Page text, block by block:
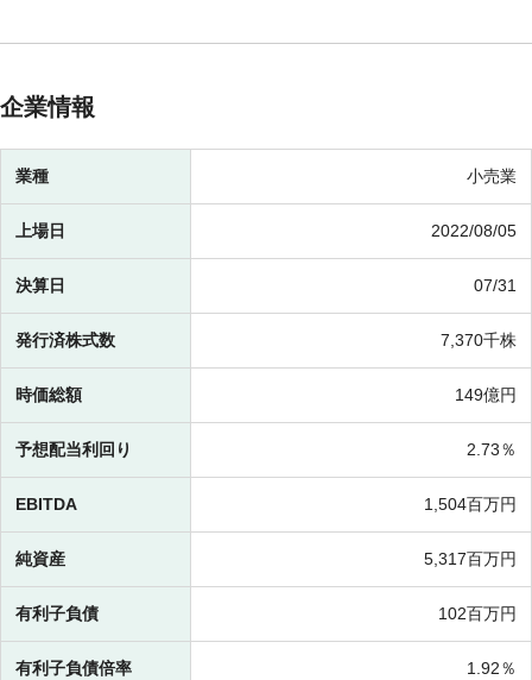
企業情報
業種 小売業
上場日 2022/08/05
決算日 07/31
発行済株式数 7,370千株
時価総額 149億円
予想配当利回り 2.73％
EBITDA 1,504百万円
純資産 5,317百万円
有利子負債 102百万円
有利子負債倍率 1.92％